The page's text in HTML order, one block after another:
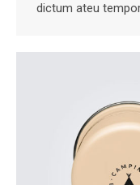
dictum ateu